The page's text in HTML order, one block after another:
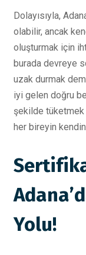
Dolayısıyla,
olabilir, ancak
oluşturmak için
burada devreye
uzak durmak
iyi gelen doğru
şekilde tüketmek
her bireyin
Yolu!